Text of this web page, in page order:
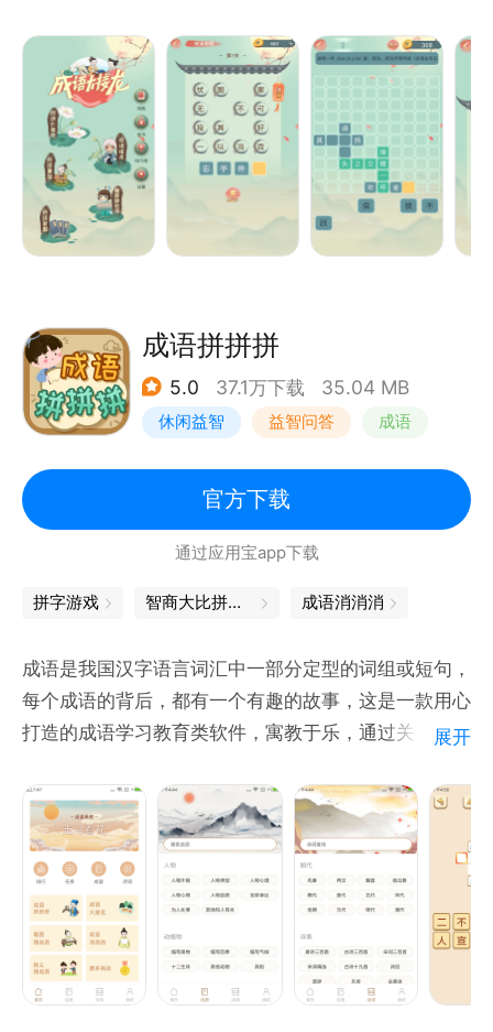
备。
【应用特色】
百变关卡，玩法多多：成语大接龙、成语答题、成语接
龙、看图猜成语。
历史典故，玩中学习：三国经典、水浒经典、山海经系
列。
寓教于乐，老少皆宜：不论作业帮的学生，还是地下城
的勇士都能一起学。
天才、达人们快来比比谁能创造传奇世界，成为明日之
成语拼拼拼
5.0 37.1万下载 35.04 MB
休闲益智 益智问答 成语
学习教育
官方下载
通过应用宝app下载
拼字游戏 智商大比拼，益智问答游戏等你挑战 成语消消消
成语是我国汉字语言词汇中一部分定型的词组或短句，
每个成语的背后，都有一个有趣的故事，这是一款用心
打造的成语学习教育类软件，寓教于乐，通过关卡的模
需要根据图中的内容猜出成语即可过关。每个成语均有
详细的解释和出处的介绍，轻松丰富你的成语知识，学
习娱乐两不误。
【产品特色】
成语拼拼拼：部分有重合的成语组合在一起，把他们都
分别猜出来。
成语大接龙：更为挑战脑力的成语接龙关卡。
展开